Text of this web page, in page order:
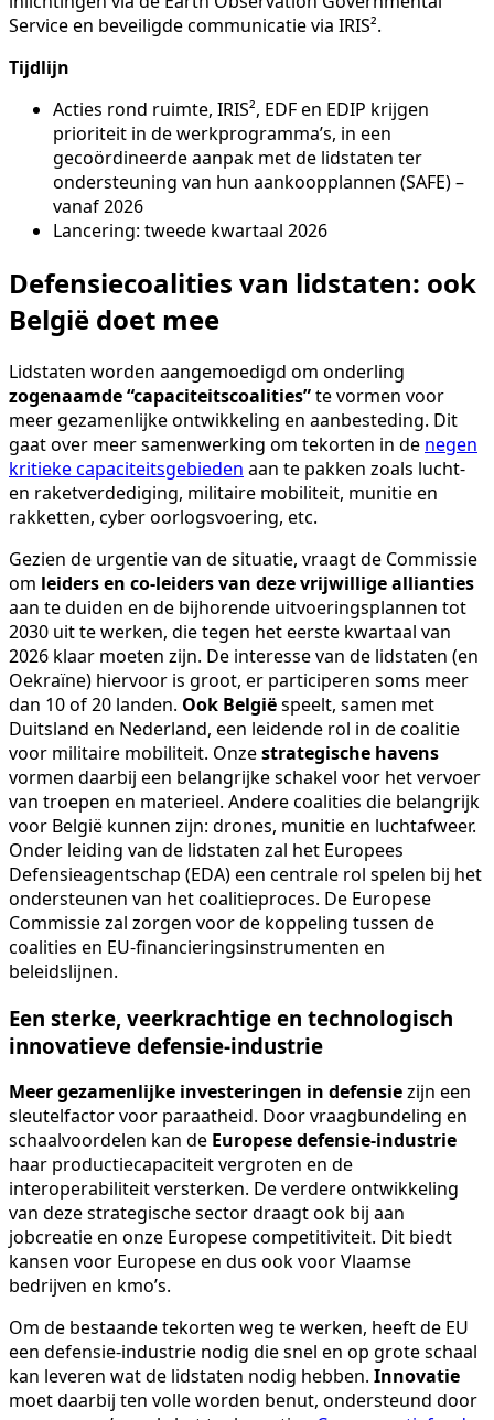
Service en beveiligde communicatie via IRIS².
Tijdlijn
Acties rond ruimte, IRIS², EDF en EDIP krijgen
prioriteit in de werkprogramma’s, in een
gecoördineerde aanpak met de lidstaten ter
ondersteuning van hun aankoopplannen (SAFE) –
vanaf 2026
Lancering: tweede kwartaal 2026
Defensiecoalities van lidstaten: ook
België doet mee
Lidstaten worden aangemoedigd om onderling
zogenaamde “capaciteitscoalities”te vormen voor
meer gezamenlijke ontwikkeling en aanbesteding. Dit
gaat over meer samenwerking om tekorten in de negen
kritieke capaciteitsgebieden aan te pakken zoals lucht-
en raketverdediging, militaire mobiliteit, munitie en
rakketten, cyber oorlogsvoering, etc.
Gezien de urgentie van de situatie, vraagt de Commissie
om leiders en co-leiders van deze vrijwillige allianties
aan te duiden en de bijhorende uitvoeringsplannen tot
2030 uit te werken, die tegen het eerste kwartaal van
2026 klaar moeten zijn. De interesse van de lidstaten (en
Oekraïne) hiervoor is groot, er participeren soms meer
dan 10 of 20 landen. Ook Belgiëspeelt, samen met
Duitsland en Nederland, een leidende rol in de coalitie
voor militaire mobiliteit. Onzestrategische havens
vormen daarbij een belangrijke schakel voor het vervoer
van troepen en materieel. Andere coalities die belangrijk
voor België kunnen zijn: drones, munitie en luchtafweer.
Onder leiding van de lidstaten zal het Europees
Defensieagentschap (EDA) een centrale rol spelen bij het
ondersteunen van het coalitieproces. De Europese
Commissie zal zorgen voor de koppeling tussen de
coalities en EU-financieringsinstrumenten en
beleidslijnen.
Een sterke, veerkrachtige en technologisch
innovatieve defensie-industrie
Meer gezamenlijke investeringen in defensiezijn een
sleutelfactor voor paraatheid. Door vraagbundeling en
schaalvoordelen kan de Europese defensie-industrie
haar productiecapaciteit vergroten en de
interoperabiliteit versterken. De verdere ontwikkeling
van deze strategische sector draagt ook bij aan
jobcreatie en onze Europese competitiviteit. Dit biedt
kansen voor Europese en dus ook voor Vlaamse
bedrijven en kmo’s.
Om de bestaande tekorten weg te werken, heeft de EU
een defensie-industrie nodig die snel en op grote schaal
kan leveren wat de lidstaten nodig hebben. Innovatie
moet daarbij ten volle worden benut, ondersteund door